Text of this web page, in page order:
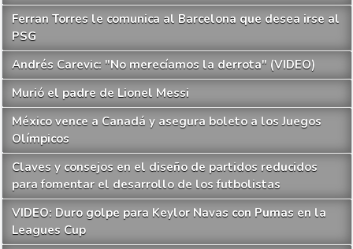
Ferran Torres le comunica al Barcelona que desea irse al
PSG
Andrés Carevic: "No merecíamos la derrota" (VIDEO)
Murió el padre de Lionel Messi
México vence a Canadá y asegura boleto a los Juegos
Olímpicos
Claves y consejos en el diseño de partidos reducidos
para fomentar el desarrollo de los futbolistas
VIDEO: Duro golpe para Keylor Navas con Pumas en la
Leagues Cup